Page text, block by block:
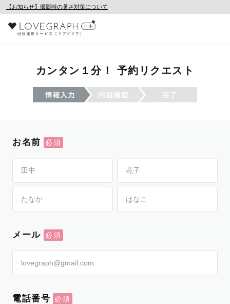
【お知らせ】撮影時の暑さ対策について
カンタン１分！ 予約リクエスト
お名前
メール
電話番号